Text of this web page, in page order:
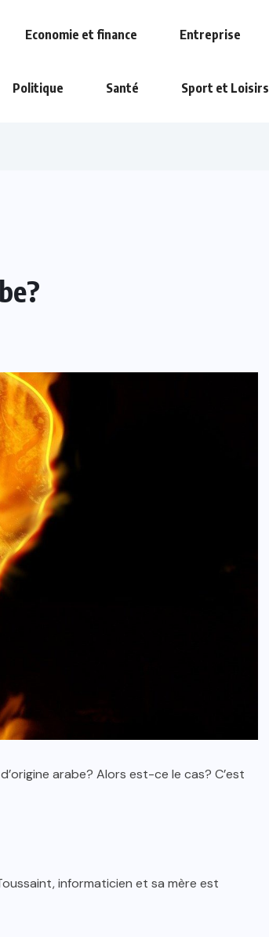
Economie et finance Entreprise
Politique Santé Sport et Loisirs
arabe? Alors est-ce le cas? C’est
informaticien et sa mère est